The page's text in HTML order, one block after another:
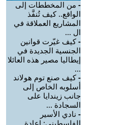
- من المخططات إلى
الواقع.. كيف تُنفَّذ
المشاريع العملاقة في
ال ...
-كيف غيّرت قوانين
الجنسية الجديدة في
إيطاليا مصير هذه العائلا
...
-كيف صنع توم هولاند
أسلوبه الخاص إلى
جانب زيندايا على
السجادة ...
- نادي الأسير
الفلسطيني: إعادة